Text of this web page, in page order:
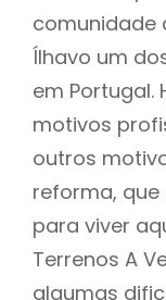
comunidade
Ílhavo um
em Portugal.
motivos
outros
reforma,
para viver
Terrenos A
algumas